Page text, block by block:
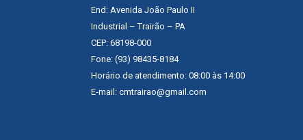
End: Avenida João Paulo II
Industrial – Trairão – PA
CEP: 68198-000
Fone: (93) 98435-8184
Horário de atendimento: 08:00 às 14:00
E-mail: cmtrairao@gmail.com